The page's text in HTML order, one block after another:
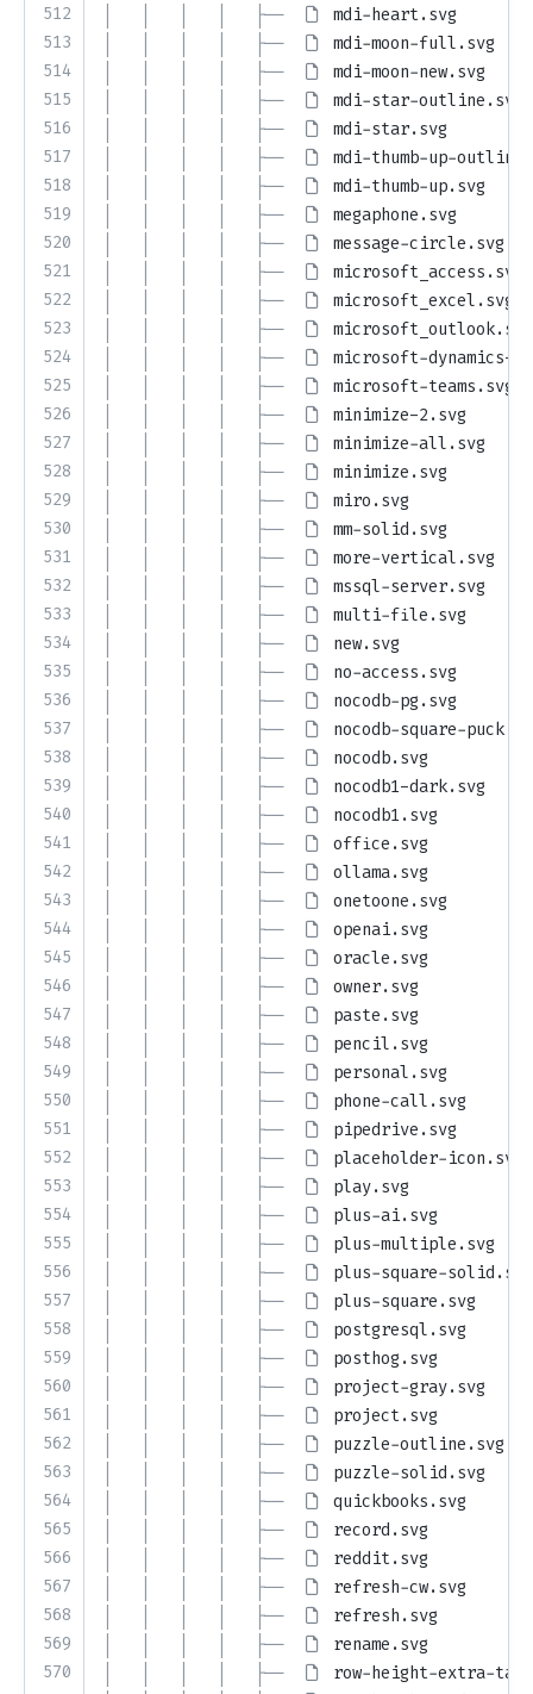
512
513
514
515
516
517
518
519
520
521
522
523
524
525
526
527
528
529
530
531
532
533
534
535
536
537
538
539
540
541
542
543
544
545
546
547
548
549
550
551
552
553
554
555
556
557
558
559
560
561
562
563
564
565
566
567
568
569
570
│   │   │   │   ├──
mdi-heart.svg
│   │   │   │   ├──
mdi-moon-full.svg
│   │   │   │   ├──
mdi-moon-new.svg
│   │   │   │   ├──
mdi-star-outline.svg
│   │   │   │   ├──
mdi-star.svg
│   │   │   │   ├──
mdi-thumb-up-
│   │   │   │   ├──
mdi-thumb-up.svg
│   │   │   │   ├──
megaphone.svg
│   │   │   │   ├──
message-circle.svg
│   │   │   │   ├──
microsoft_access.svg
│   │   │   │   ├──
microsoft_excel.svg
│   │   │   │   ├──
microsoft_outlook.svg
│   │   │   │   ├──
microsoft-dynamics-
│   │   │   │   ├──
microsoft-teams.svg
│   │   │   │   ├──
minimize-2.svg
│   │   │   │   ├──
minimize-all.svg
│   │   │   │   ├──
minimize.svg
│   │   │   │   ├──
miro.svg
│   │   │   │   ├──
mm-solid.svg
│   │   │   │   ├──
more-vertical.svg
│   │   │   │   ├──
mssql-server.svg
│   │   │   │   ├──
multi-file.svg
│   │   │   │   ├──
new.svg
│   │   │   │   ├──
no-access.svg
│   │   │   │   ├──
nocodb-pg.svg
│   │   │   │   ├──
nocodb-square-
│   │   │   │   ├──
nocodb.svg
│   │   │   │   ├──
nocodb1-dark.svg
│   │   │   │   ├──
nocodb1.svg
│   │   │   │   ├──
office.svg
│   │   │   │   ├──
ollama.svg
│   │   │   │   ├──
onetoone.svg
│   │   │   │   ├──
openai.svg
│   │   │   │   ├──
oracle.svg
│   │   │   │   ├──
owner.svg
│   │   │   │   ├──
paste.svg
│   │   │   │   ├──
pencil.svg
│   │   │   │   ├──
personal.svg
│   │   │   │   ├──
phone-call.svg
│   │   │   │   ├──
pipedrive.svg
│   │   │   │   ├──
placeholder-icon.svg
│   │   │   │   ├──
play.svg
│   │   │   │   ├──
plus-ai.svg
│   │   │   │   ├──
plus-multiple.svg
│   │   │   │   ├──
plus-square-solid.svg
│   │   │   │   ├──
plus-square.svg
│   │   │   │   ├──
postgresql.svg
│   │   │   │   ├──
posthog.svg
│   │   │   │   ├──
project-gray.svg
│   │   │   │   ├──
project.svg
│   │   │   │   ├──
puzzle-outline.svg
│   │   │   │   ├──
puzzle-solid.svg
│   │   │   │   ├──
quickbooks.svg
│   │   │   │   ├──
record.svg
│   │   │   │   ├──
reddit.svg
│   │   │   │   ├──
refresh-cw.svg
│   │   │   │   ├──
refresh.svg
│   │   │   │   ├──
rename.svg
│   │   │   │   ├──
row-height-extra-